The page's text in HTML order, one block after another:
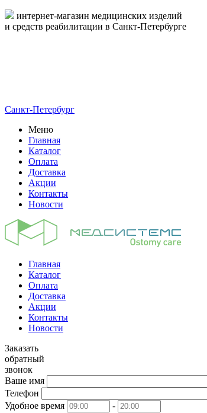
интернет-магазин медицинских изделий
и средств реабилитации в Санкт-Петербурге
Санкт-Петербург
Меню
Главная
Каталог
Оплата
Доставка
Акции
Контакты
Новости
Главная
Каталог
Оплата
Доставка
Акции
Контакты
Новости
Заказать
обратный
звонок
Ваше имя
Телефон
Удобное время
-